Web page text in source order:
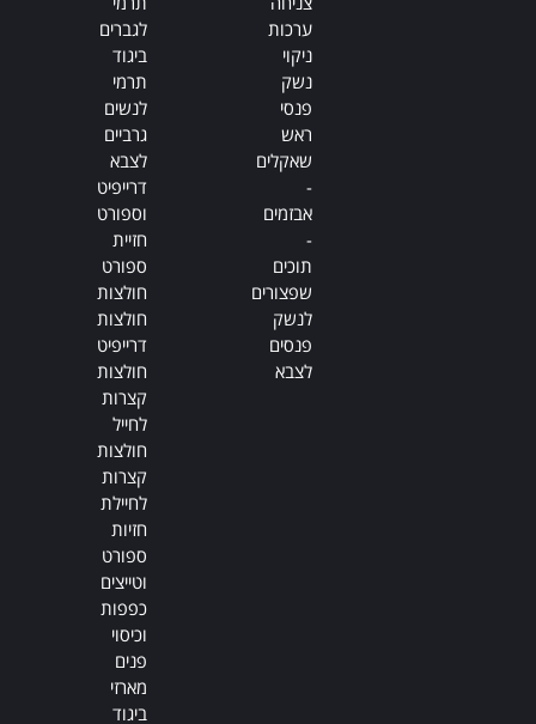
ערכות
ניקוי
נשק
פנסי
ראש
שאקלים
-
אבזמים
-
תוכים
שפצורים
לנשק
פנסים
לצבא
לגברים
ביגוד
תרמי
לנשים
גרביים
לצבא
דרייפיט
וספורט
חזיית
ספורט
חולצות
חולצות
דרייפיט
חולצות
קצרות
לחייל
חולצות
קצרות
לחיילת
חזיות
ספורט
וטייצים
כפפות
וכיסוי
פנים
מארזי
ביגוד